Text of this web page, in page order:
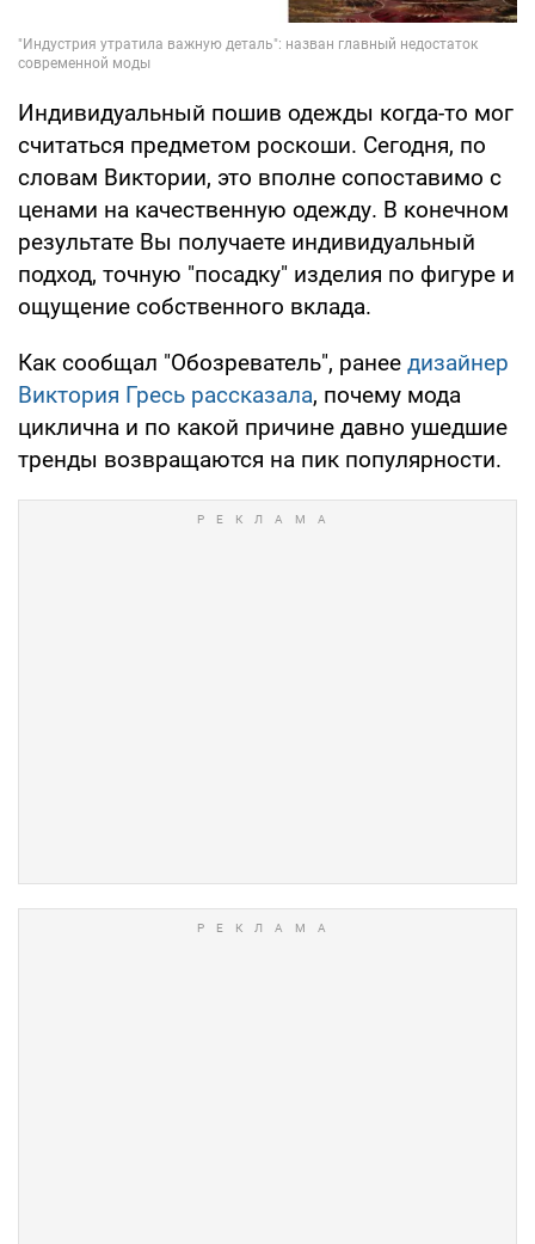
Индивидуальный пошив одежды когда-то мог
считаться предметом роскоши. Сегодня, по
словам Виктории, это вполне сопоставимо с
ценами на качественную одежду. В конечном
результате Вы получаете индивидуальный
подход, точную "посадку" изделия по фигуре и
ощущение собственного вклада.
Как сообщал "Обозреватель", ранее дизайнер
Виктория Гресь рассказала, почему мода
циклична и по какой причине давно ушедшие
тренды возвращаются на пик популярности.